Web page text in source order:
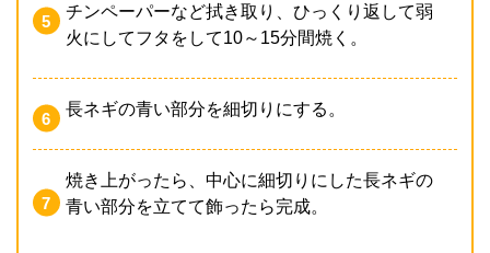
チンペーパーなど拭き取り、ひっくり返して弱
火にしてフタをして10～15分間焼く。
長ネギの青い部分を細切りにする。
焼き上がったら、中心に細切りにした長ネギの
青い部分を立てて飾ったら完成。